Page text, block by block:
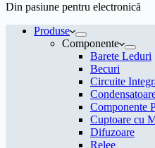
Din pasiune pentru electronică
Produse
Componente
Barete Leduri
Becuri
Circuite
Componente
Cuptoare cu
Difuzoare
Relee